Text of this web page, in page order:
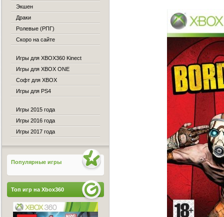
Экшен
Драки
Ролевые (РПГ)
Скоро на сайте
Игры для XBOX360 Kinect
Игры для XBOX ONE
Софт для XBOX
Игры для PS4
Игры 2015 года
Игры 2016 года
Игры 2017 года
Популярные игры
Топ игр на Xbox360